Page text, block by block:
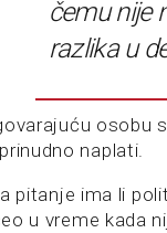
čemu nije
razlika u
osobu
naplati.
pitanje ima li
u vreme kada